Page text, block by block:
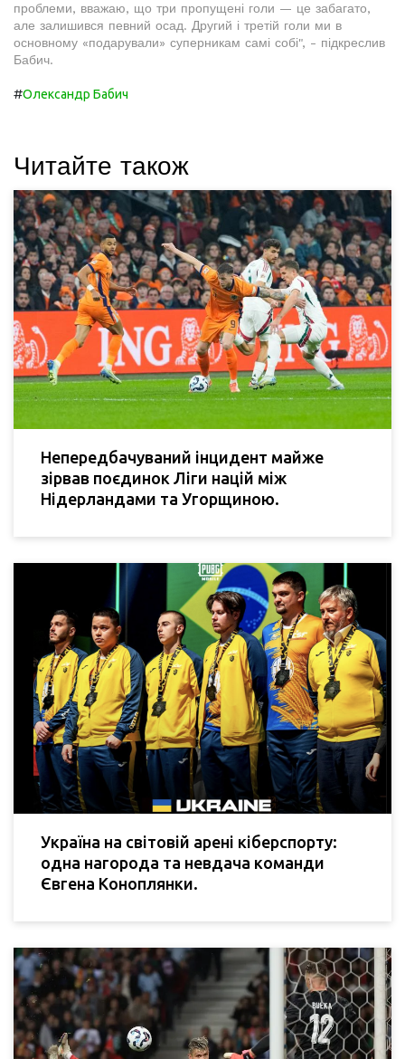
проблеми, вважаю, що три пропущені голи — це забагато,
але залишився певний осад. Другий і третій голи ми в
основному «подарували» суперникам самі собі", - підкреслив
Бабич.
#Олександр Бабич
Читайте також
Непередбачуваний інцидент майже
зірвав поєдинок Ліги націй між
Нідерландами та Угорщиною.
Україна на світовій арені кіберспорту:
одна нагорода та невдача команди
Євгена Коноплянки.